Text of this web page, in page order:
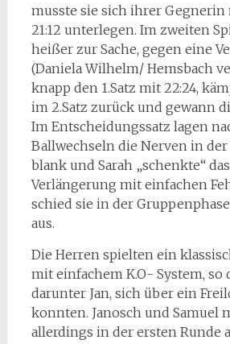
musste sie sich ihrer Gegnerin
21:12 unterlegen. Im zweiten
heißer zur Sache, gegen eine
(Daniela Wilhelm/ Hemsbach
knapp den 1.Satz mit 22:24,
im 2.Satz zurück und gewann
Im Entscheidungssatz lagen
Ballwechseln die Nerven in
blank und Sarah „schenkte“
Verlängerung mit einfachen
schied sie in der
aus.
Die Herren spielten ein
mit einfachem K.O- System, so
darunter Jan, sich über ein
konnten. Janosch und Samuel
allerdings in der ersten Runde